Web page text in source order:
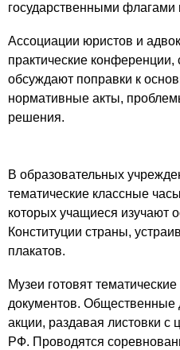
государственными флагами
Ассоциации юристов и
практические
обсуждают поправки к
нормативные акты,
решения.
В образовательных
тематические классные
которых учащиеся изучают
Конституции страны,
плакатов.
Музеи готовят
документов. Общественные
акции, раздавая листовки с
РФ. Проводятся